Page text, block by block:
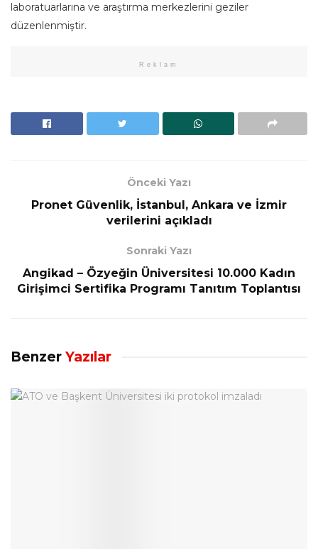
laboratuarlarına ve araştırma merkezlerini geziler
düzenlenmiştir.
Reklam
Önceki Yazı
Pronet Güvenlik, İstanbul, Ankara ve İzmir
verilerini açıkladı
Sonraki Yazı
Angikad – Özyeğin Üniversitesi 10.000 Kadın
Girişimci Sertifika Programı Tanıtım Toplantısı
Benzer Yazılar